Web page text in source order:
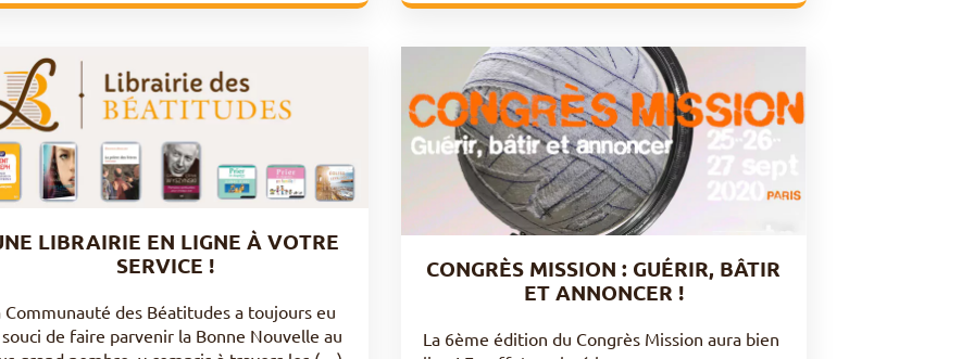
LIBRAIRIE EN LIGNE À VOTRE
SERVICE !
Communauté des Béatitudes a toujours eu
de faire parvenir la Bonne Nouvelle au
CONGRÈS MISSION : GUÉRIR, BÂTIR
ET ANNONCER !
La 6ème édition du Congrès Mission aura bien